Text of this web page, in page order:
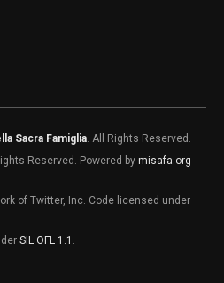
Sacra Famiglia. All Rights Reserved.
Reserved. Powered by misafa.org -
of Twitter, Inc. Code licensed under
SIL OFL 1.1 .